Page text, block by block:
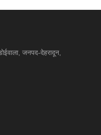
जनपद-देहरादून,